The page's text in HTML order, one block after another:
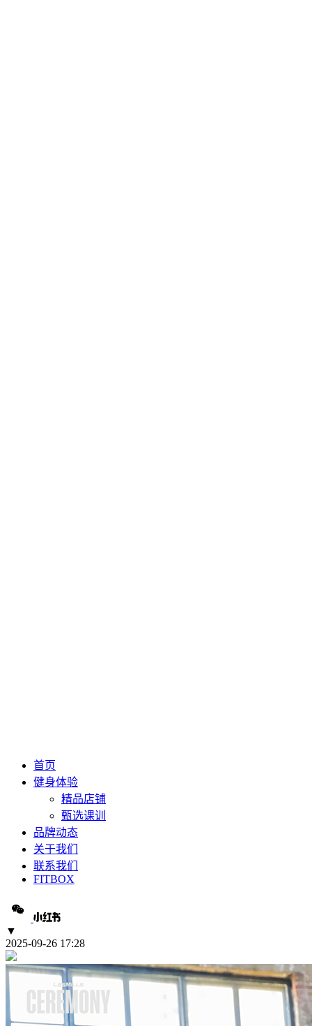
首页
健身体验
精品店铺
甄选课训
品牌动态
关于我们
联系我们
FITBOX
▼
2025-09-26 17:28